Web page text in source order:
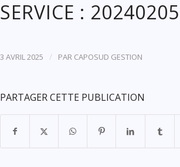
SERVICE :
3 AVRIL 2025 / PAR CAPOSUD GESTION
PARTAGER CETTE PUBLICATION